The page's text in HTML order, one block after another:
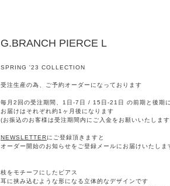
G.BRANCH PIERCE L
SPRING '23 COLLECTION
受注生産の為、ご予約オーダーになっております
毎月2回の受注期間、1日-7日 / 15日-21日 の前期と後期
お届けはそれぞれ約1ヶ月後になります
(お振込のお客様は受注期間内にご入金をお願いいたしま
NEWSLETTERにご登録頂きますと
オーダー開始のお知らせをご登録メールにお届けいたしま
枝をモチーフにしたピアス
耳に挟み込むような形になる立体的なデザインです